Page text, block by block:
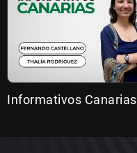
Informativos Canarias